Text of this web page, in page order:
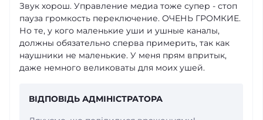
Звук хорош. Управление медиа тоже супер - стоп
пауза громкость переключение. ОЧЕНЬ ГРОМКИЕ.
Но те, у кого маленькие уши и ушные каналы,
должны обязательно сперва примерить, так как
наушники не маленькие. У меня прям впритык,
даже немного великоваты для моих ушей.
ВІДПОВІДЬ АДМІНІСТРАТОРА